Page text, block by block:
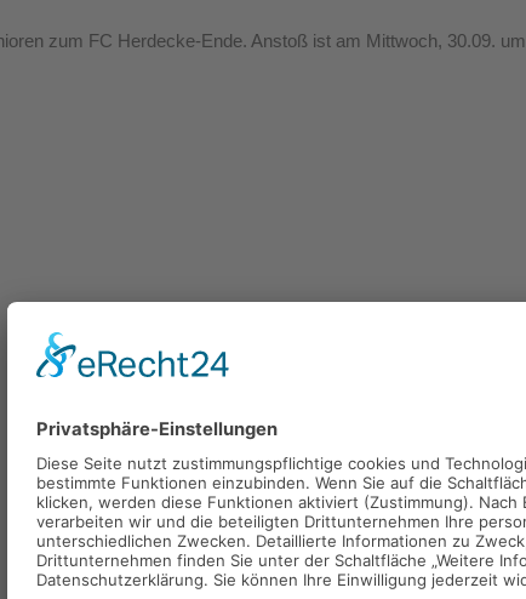
zum FC Herdecke-Ende. Anstoß ist am Mittwoch, 30.09. um